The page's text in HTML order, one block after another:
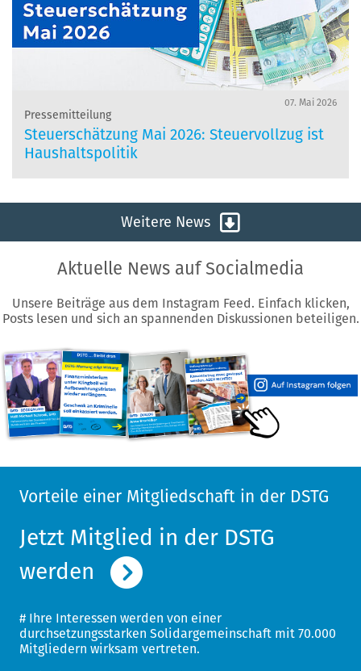
07. Mai 2026
Pressemitteilung
Steuerschätzung Mai 2026: Steuervollzug ist
Haushaltspolitik
Weitere News
Aktuelle News auf Socialmedia
Unsere Beiträge aus dem Instagram Feed. Einfach klicken,
Posts lesen und sich an spannenden Diskussionen beteiligen.
Jetzt Mitglied in der DSTG
werden
# Ihre Interessen werden von einer
durchsetzungsstarken Solidargemeinschaft mit 70.000
Mitgliedern wirksam vertreten.
Jetzt Mitglied in der DSTG
werden
# Ihre Interessen werden von einer
durchsetzungsstarken Solidargemeinschaft mit 70.000
Mitgliedern wirksam vertreten.
Jetzt Mitglied in der DSTG
werden
# Ihre Interessen werden von einer
durchsetzungsstarken Solidargemeinschaft mit 70.000
Mitgliedern wirksam vertreten.
Vorteile einer Mitgliedschaft in der DSTG
Jetzt Mitglied in der DSTG
werden
# Ihre Interessen werden von einer
durchsetzungsstarken Solidargemeinschaft mit 70.000
Mitgliedern wirksam vertreten.
# Ihre Interessen werden von einer
durchsetzungsstarken Solidargemeinschaft mit 70.000
Mitgliedern wirksam vertreten.